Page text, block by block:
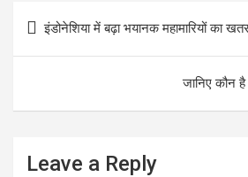
k
rs
r
Post
navigation
इंडोनेशिया में बढ़ा भयानक महामारियों का
जानिए कौन है
Leave a Reply